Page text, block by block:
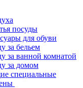
посуды
для обуви
за бельем
за ванной комнатой
за домом
специальные